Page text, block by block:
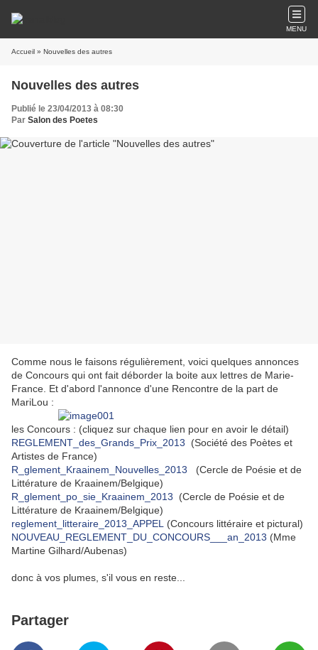
MENU
Accueil » Nouvelles des autres
Nouvelles des autres
Publié le 23/04/2013 à 08:30
Par Salon des Poetes
Comme nous le faisons régulièrement, voici quelques annonces
de Concours qui ont fait déborder la boite aux lettres de Marie-
France. Et d'abord l'annonce d'une Rencontre de la part de
MariLou :
les Concours : (cliquez sur chaque lien pour en avoir le détail)
REGLEMENT_des_Grands_Prix_2013 (Société des Poètes et
Artistes de France)
R_glement_Kraainem_Nouvelles_2013 (Cercle de Poésie et de
Littérature de Kraainem/Belgique)
R_glement_po_sie_Kraainem_2013 (Cercle de Poésie et de
Littérature de Kraainem/Belgique)
reglement_litteraire_2013_APPEL
(Concours littéraire et pictural)
NOUVEAU_REGLEMENT_DU_CONCOURS___an_2013 (Mme
Martine Gilhard/Aubenas)
donc à vos plumes, s'il vous en reste...
Partager